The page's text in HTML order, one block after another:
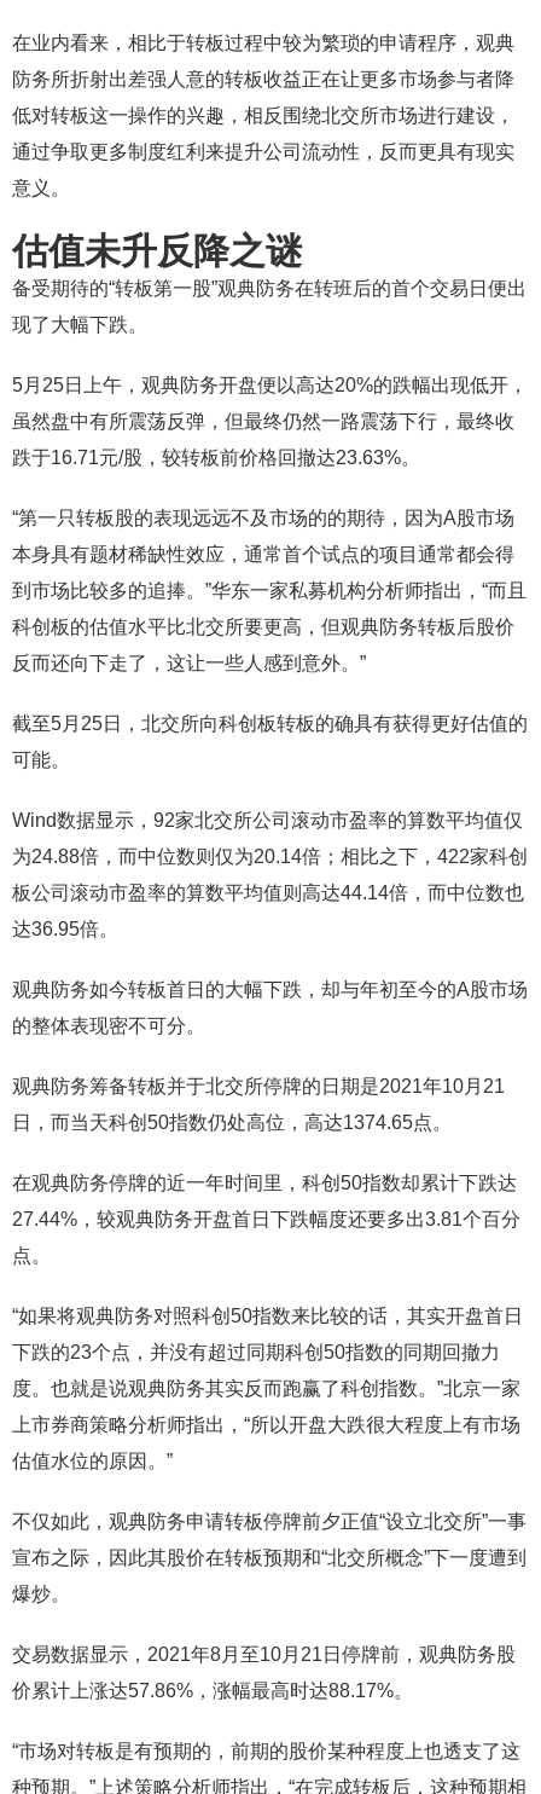
在业内看来，相比于转板过程中较为繁琐的申请程序，观典
防务所折射出差强人意的转板收益正在让更多市场参与者降
低对转板这一操作的兴趣，相反围绕北交所市场进行建设，
通过争取更多制度红利来提升公司流动性，反而更具有现实
意义。
估值未升反降之谜
备受期待的“转板第一股”观典防务在转班后的首个交易日便出
现了大幅下跌。
5月25日上午，观典防务开盘便以高达20%的跌幅出现低开，
虽然盘中有所震荡反弹，但最终仍然一路震荡下行，最终收
跌于16.71元/股，较转板前价格回撤达23.63%。
“第一只转板股的表现远远不及市场的的期待，因为A股市场
本身具有题材稀缺性效应，通常首个试点的项目通常都会得
到市场比较多的追捧。”华东一家私募机构分析师指出，“而且
科创板的估值水平比北交所要更高，但观典防务转板后股价
反而还向下走了，这让一些人感到意外。”
截至5月25日，北交所向科创板转板的确具有获得更好估值的
可能。
Wind数据显示，92家北交所公司滚动市盈率的算数平均值仅
为24.88倍，而中位数则仅为20.14倍；相比之下，422家科创
板公司滚动市盈率的算数平均值则高达44.14倍，而中位数也
达36.95倍。
观典防务如今转板首日的大幅下跌，却与年初至今的A股市场
的整体表现密不可分。
观典防务筹备转板并于北交所停牌的日期是2021年10月21
日，而当天科创50指数仍处高位，高达1374.65点。
在观典防务停牌的近一年时间里，科创50指数却累计下跌达
27.44%，较观典防务开盘首日下跌幅度还要多出3.81个百分
点。
“如果将观典防务对照科创50指数来比较的话，其实开盘首日
下跌的23个点，并没有超过同期科创50指数的同期回撤力
度。也就是说观典防务其实反而跑赢了科创指数。”北京一家
上市券商策略分析师指出，“所以开盘大跌很大程度上有市场
估值水位的原因。”
不仅如此，观典防务申请转板停牌前夕正值“设立北交所”一事
宣布之际，因此其股价在转板预期和“北交所概念”下一度遭到
爆炒。
交易数据显示，2021年8月至10月21日停牌前，观典防务股
价累计上涨达57.86%，涨幅最高时达88.17%。
“市场对转板是有预期的，前期的股价某种程度上也透支了这
种预期。”上述策略分析师指出，“在完成转板后，这种预期相